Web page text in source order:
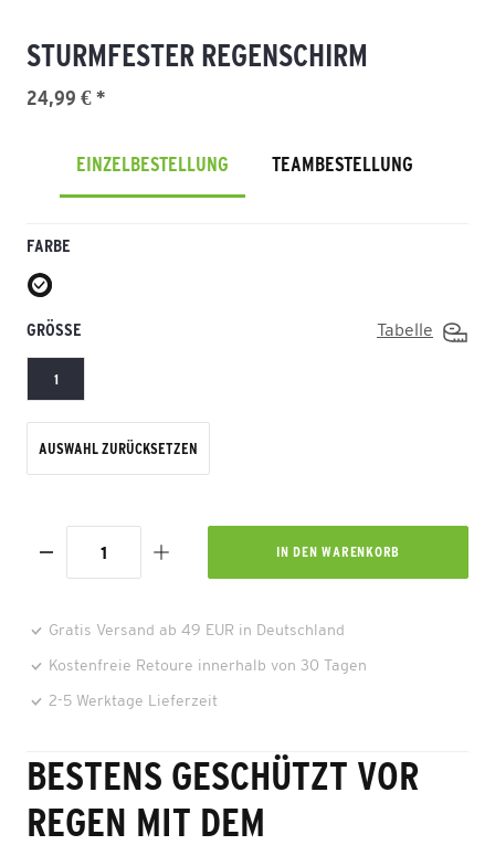
STURMFESTER REGENSCHIRM
24,99 € *
EINZELBESTELLUNG TEAMBESTELLUNG
FARBE
GRÖSSE Tabelle
1
AUSWAHL ZURÜCKSETZEN
IN DEN WARENKORB
Gratis Versand ab 49 EUR in Deutschland
Kostenfreie Retoure innerhalb von 30 Tagen
2-5 Werktage Lieferzeit
BESTENS GESCHÜTZT VOR
REGEN MIT DEM